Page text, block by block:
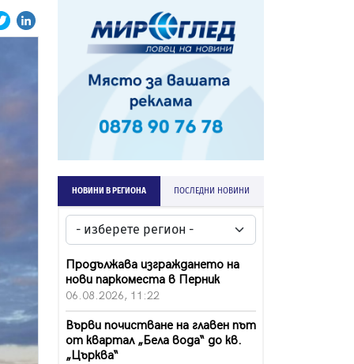
НОВИНИ В РЕГИОНА ПОСЛЕДНИ НОВИНИ
Продължава изграждането на
нови паркоместа в Перник
06.08.2026, 11:22
Върви почистване на главен път
от квартал „Бела вода“ до кв.
„Църква“